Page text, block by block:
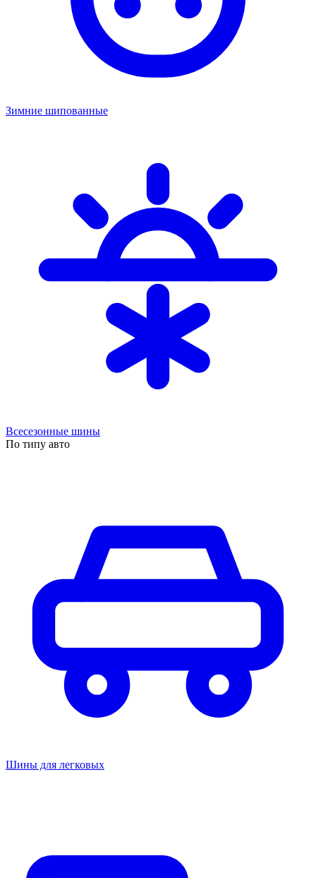
Зимние шипованные
Всесезонные шины
По типу авто
Шины для легковых